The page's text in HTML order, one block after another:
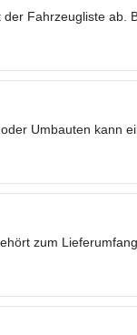
Fahrzeugliste ab.
Umbauten kann
zum